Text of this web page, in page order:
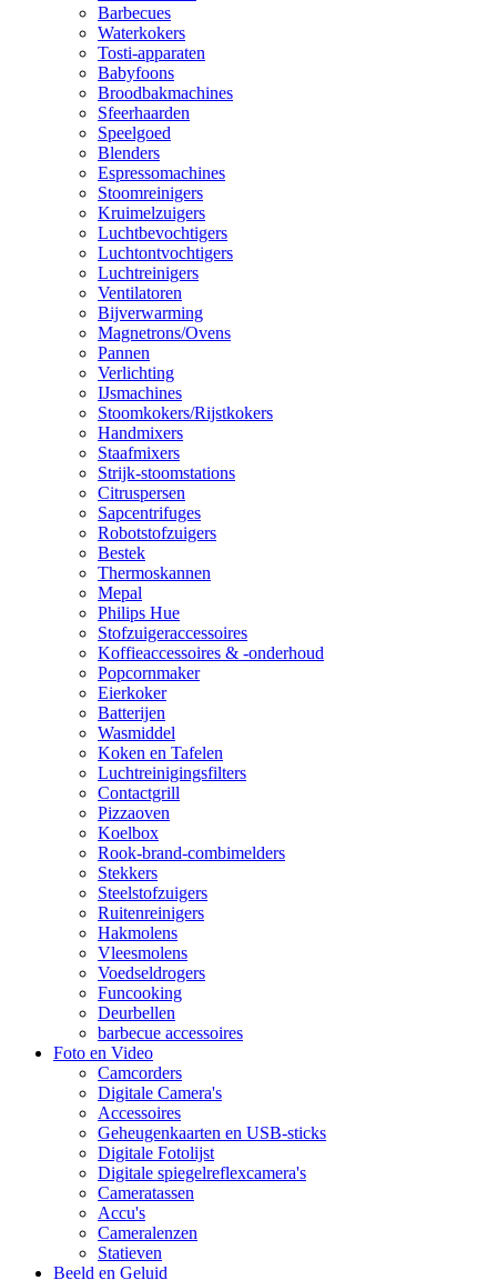
Barbecues
Waterkokers
Tosti-apparaten
Babyfoons
Broodbakmachines
Sfeerhaarden
Speelgoed
Blenders
Espressomachines
Stoomreinigers
Kruimelzuigers
Luchtbevochtigers
Luchtontvochtigers
Luchtreinigers
Ventilatoren
Bijverwarming
Magnetrons/Ovens
Pannen
Verlichting
IJsmachines
Stoomkokers/Rijstkokers
Handmixers
Staafmixers
Strijk-stoomstations
Citruspersen
Sapcentrifuges
Robotstofzuigers
Bestek
Thermoskannen
Mepal
Philips Hue
Stofzuigeraccessoires
Koffieaccessoires & -onderhoud
Popcornmaker
Eierkoker
Batterijen
Wasmiddel
Koken en Tafelen
Luchtreinigingsfilters
Contactgrill
Pizzaoven
Koelbox
Rook-brand-combimelders
Stekkers
Steelstofzuigers
Ruitenreinigers
Hakmolens
Vleesmolens
Voedseldrogers
Funcooking
Deurbellen
barbecue accessoires
Foto en Video
Camcorders
Digitale Camera's
Accessoires
Geheugenkaarten en USB-sticks
Digitale Fotolijst
Digitale spiegelreflexcamera's
Cameratassen
Accu's
Cameralenzen
Statieven
Beeld en Geluid